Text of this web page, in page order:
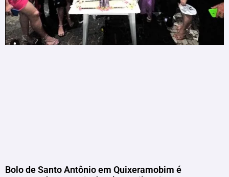
Bolo de Santo Antônio em Quixeramobim é